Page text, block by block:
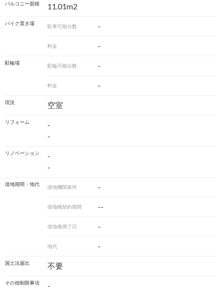
バルコニー面積 11.01m2
バイク置き場 駐車可能台数 -
料金 -
駐輪場 駐輪可能台数 -
料金 -
現況 空室
リフォーム
-
-
リノベーション
-
-
借地期間・地代 借地機関条件 -
借地権契約期間 --
借地権満了日 -
地代 -
国土法届出 不要
その他制限事項
-